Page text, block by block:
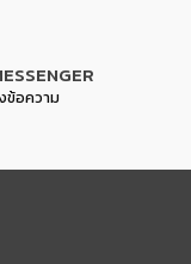
ข้อความ